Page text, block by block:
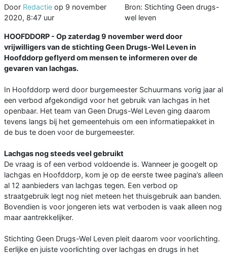
Door Redactie op 9 november
2020, 8:47 uur
Bron: Stichting Geen drugs-
wel leven
HOOFDDORP - Op zaterdag 9 november werd door
vrijwilligers van de stichting Geen Drugs-Wel Leven in
Hoofddorp geflyerd om mensen te informeren over de
gevaren van lachgas.
In Hoofddorp werd door burgemeester Schuurmans vorig jaar al
een verbod afgekondigd voor het gebruik van lachgas in het
openbaar. Het team van Geen Drugs-Wel Leven ging daarom
tevens langs bij het gemeentehuis om een informatiepakket in
de bus te doen voor de burgemeester.
Lachgas nog steeds veel gebruikt
De vraag is of een verbod voldoende is. Wanneer je googelt op
lachgas en Hoofddorp, kom je op de eerste twee pagina’s alleen
al 12 aanbieders van lachgas tegen. Een verbod op
straatgebruik legt nog niet meteen het thuisgebruik aan banden.
Bovendien is voor jongeren iets wat verboden is vaak alleen nog
maar aantrekkelijker.
Stichting Geen Drugs-Wel Leven pleit daarom voor voorlichting.
Eerlijke en juiste voorlichting over lachgas en drugs in het